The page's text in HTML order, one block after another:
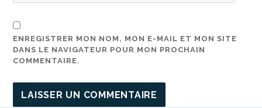
ENREGISTRER MON NOM, MON E-MAIL ET MON SITE
DANS LE NAVIGATEUR POUR MON PROCHAIN
COMMENTAIRE.